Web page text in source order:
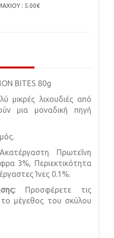
: 5.00€
BITES 80g
μικρές λιχουδιές από
μια μοναδική πηγή
Πρωτεΐνη
3%, Περιεκτικότητα
Ίνες 0.1%.
Προσφέρετε τις
το μέγεθος του σκύλου